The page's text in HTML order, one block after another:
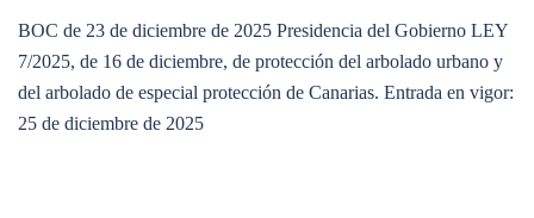
BOC de 23 de diciembre de 2025 Presidencia del Gobierno LEY
7/2025, de 16 de diciembre, de protección del arbolado urbano y
del arbolado de especial protección de Canarias. Entrada en vigor:
25 de diciembre de 2025